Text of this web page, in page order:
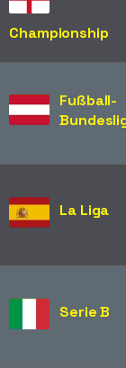
Championship
Fußball-
La Liga
Serie B